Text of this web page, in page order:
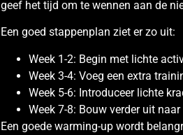
geef het tijd om te wennen aan de
Een goed stappenplan ziet er zo uit:
Week 1-2: Begin met lichte
Week 3-4: Voeg een extra
Week 5-6: Introduceer lichte
Week 7-8: Bouw verder uit
Een goede warming-up wordt